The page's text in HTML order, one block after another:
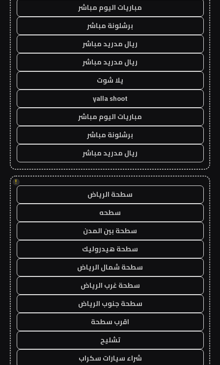
مباريات اليوم مباشر
برشلونة مباشر
ريال مدريد مباشر
ريال مدريد مباشر
يلا شوت
yalla shoot
مباريات اليوم مباشر
برشلونة مباشر
ريال مدريد مباشر
!
سطحة الرياض
سطحه
سطحة بين المدن
سطحة هيدروليك
سطحة شمال الرياض
سطحة غرب الرياض
سطحة جنوب الرياض
اقرب سطحة
تشليح
شراء سيارات سكراب